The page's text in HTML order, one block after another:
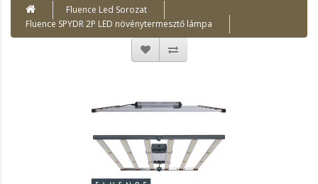
Fluence Led Sorozat
Fluence SPYDR 2P LED növénytermesztő lámpa